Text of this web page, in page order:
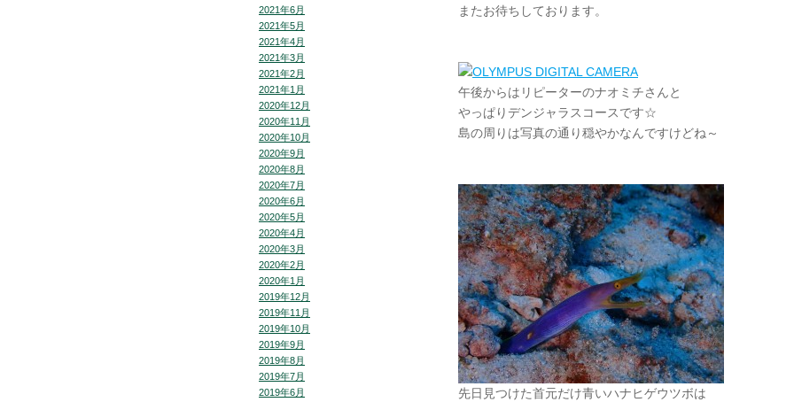
2021年6月
2021年5月
2021年4月
2021年3月
2021年2月
2021年1月
2020年12月
2020年11月
2020年10月
2020年9月
2020年8月
2020年7月
2020年6月
2020年5月
2020年4月
2020年3月
2020年2月
2020年1月
2019年12月
2019年11月
2019年10月
2019年9月
2019年8月
2019年7月
2019年6月
またお待ちしております。
午後からはリピーターのナオミチさんと
やっぱりデンジャラスコースです☆
島の周りは写真の通り穏やかなんですけどね～
先日見つけた首元だけ青いハナヒゲウツボは